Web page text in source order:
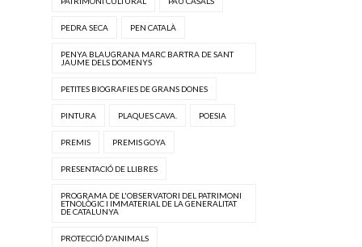
PEDRA SECA PEN CATALÀ
PENYA BLAUGRANA MARC BARTRA DE SANT
JAUME DELS DOMENYS
PETITES BIOGRAFIES DE GRANS DONES
PINTURA PLAQUES CAVA. POESIA
PREMIS PREMIS GOYA
PRESENTACIÓ DE LLIBRES
PROGRAMA DE L'OBSERVATORI DEL PATRIMONI
ETNOLÒGIC I IMMATERIAL DE LA GENERALITAT
DE CATALUNYA
PROTECCIÓ D'ANIMALS